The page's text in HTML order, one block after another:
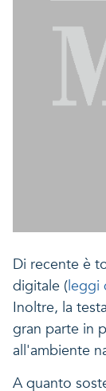
Di recente è
digitale (leggi
Inoltre, la
gran parte in
all'ambiente
A quanto